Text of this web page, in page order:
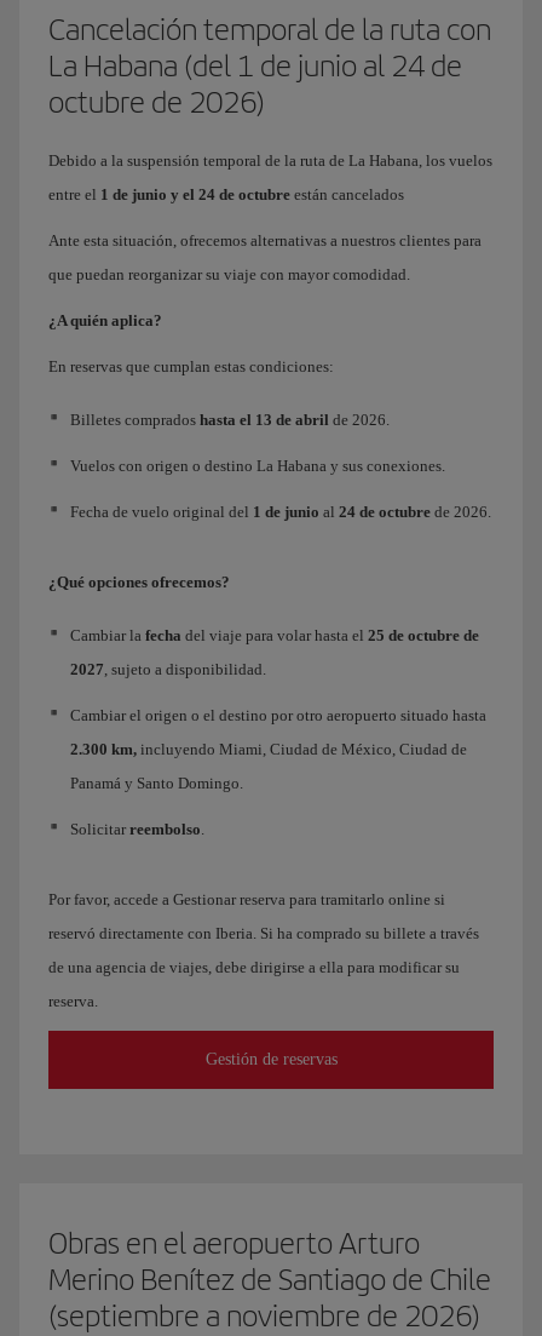
Cancelación temporal de la ruta con
La Habana (del 1 de junio al 24 de
octubre de 2026)
Debido a la suspensión temporal de la ruta de La Habana, los vuelos
entre el 1 de junio y el 24 de octubre están cancelados
Ante esta situación, ofrecemos alternativas a nuestros clientes para
que puedan reorganizar su viaje con mayor comodidad.
¿A quién aplica?
En reservas que cumplan estas condiciones:
Billetes comprados hasta el 13 de abril de 2026.
Vuelos con origen o destino La Habana y sus conexiones.
Fecha de vuelo original del 1 de junio al 24 de octubre de 2026.
¿Qué opciones ofrecemos?
Cambiar la fecha del viaje para volar hasta el 25 de octubre de
2027, sujeto a disponibilidad.
Cambiar el origen o el destino por otro aeropuerto situado hasta
2.300 km, incluyendo Miami, Ciudad de México, Ciudad de
Panamá y Santo Domingo.
Solicitar reembolso.
Por favor, accede a Gestionar reserva para tramitarlo online si
reservó directamente con Iberia. Si ha comprado su billete a través
de una agencia de viajes, debe dirigirse a ella para modificar su
reserva.
Gestión de reservas
Obras en el aeropuerto Arturo
Merino Benítez de Santiago de Chile
(septiembre a noviembre de 2026)